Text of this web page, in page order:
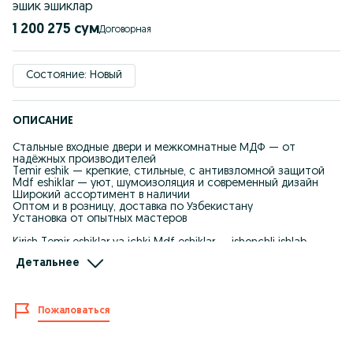
эшик эшиклар
1 200 275 сум Договорная
Состояние: Новый
ОПИСАНИЕ
Стальные входные двери и межкомнатные МДФ — от
надёжных производителей
Temir eshik — крепкие, стильные, с антивзломной защитой
Mdf eshiklar — уют, шумоизоляция и современный дизайн
Широкий ассортимент в наличии
Оптом и в розницу, доставка по Узбекистану
Установка от опытных мастеров
Kirish Temir eshiklar va ichki Mdf eshiklar — ishonchli ishlab
Temir eshik — mustahkam, zamonaviy, xavfsiz
O‘zbekiston bo‘ylab yetkazib berish, ulgurji va chakana savdo
Tajribali ustalar tomonidan o‘rnatish
Детальнее
Пожаловаться